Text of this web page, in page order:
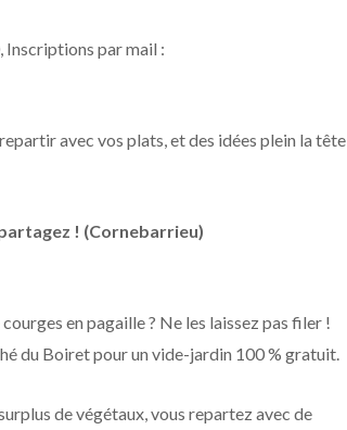
Inscriptions par mail :
avec vos plats, et des idées plein la tête
! (Cornebarrieu)
en pagaille ? Ne les laissez pas filer !
du Boiret pour un vide-jardin 100 % gratuit.
de végétaux, vous repartez avec de